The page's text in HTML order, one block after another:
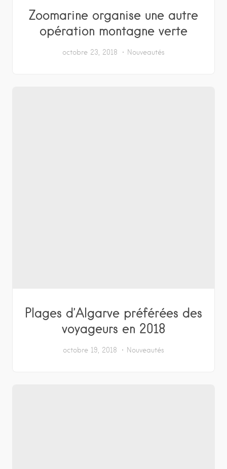
Zoomarine organise une autre
opération montagne verte
octobre 23, 2018 Nouveautés
Plages d’Algarve préférées des
voyageurs en 2018
octobre 19, 2018 Nouveautés